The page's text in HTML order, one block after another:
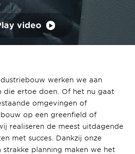
video
werken we aan
die ertoe doen. Of het nu gaat
omgevingen of
op een greenfield of
realiseren de meest uitdagende
met succes. Dankzij onze
strakke planning maken we het